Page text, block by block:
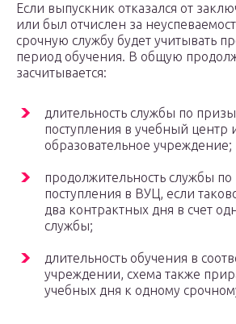
Если выпускник отказался от
или был отчислен за
срочную службу будет учитывать
период обучения. В общую
засчитывается:
длительность службы по
поступления в учебный центр
образовательное учреждение;
продолжительность службы по
поступления в ВУЦ, если
два контрактных дня в счет
службы;
длительность обучения в
учреждении, схема также
учебных дня к одному